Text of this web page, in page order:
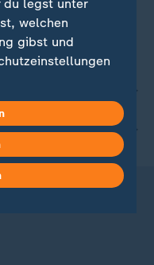
du legst unter
welchen
gibst und
oder ändern.
du in unserer